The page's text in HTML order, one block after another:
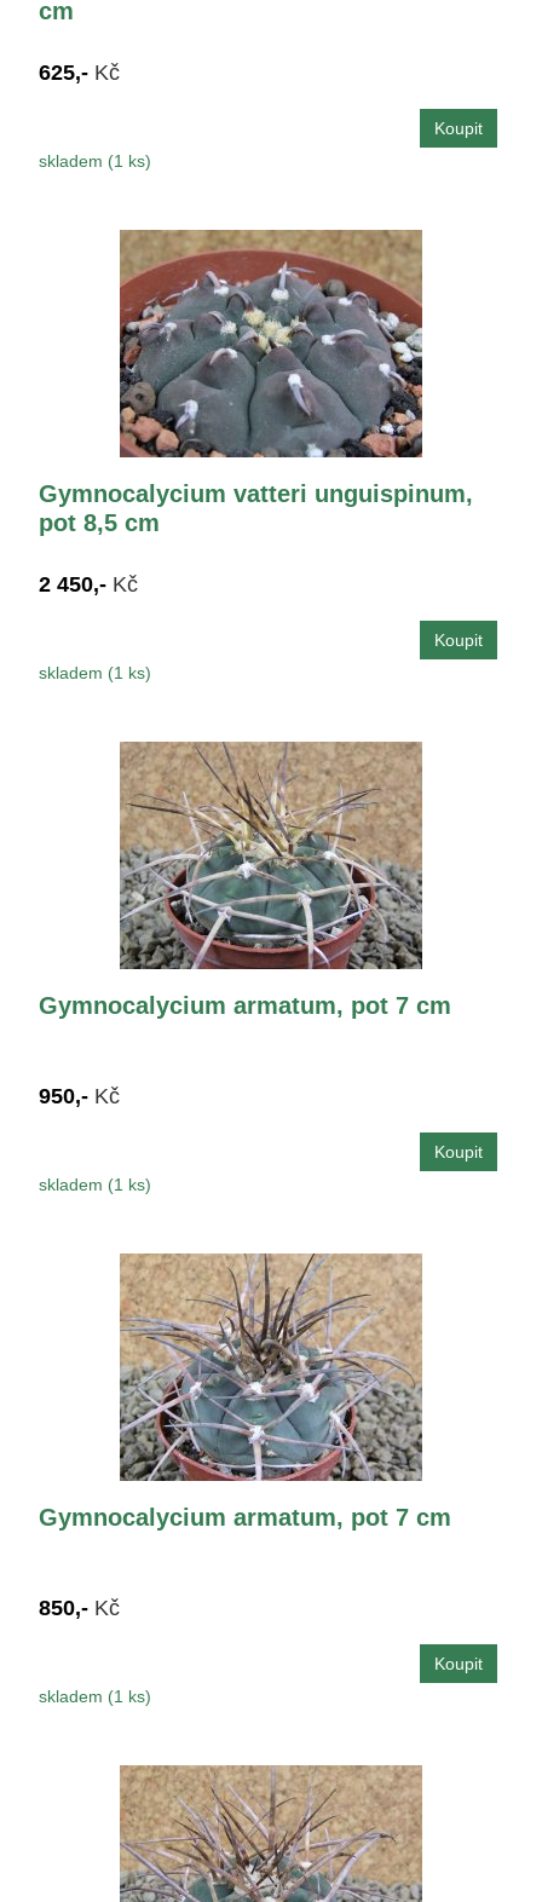
cm
625,- Kč
skladem (1 ks)
Gymnocalycium vatteri unguispinum,
pot 8,5 cm
2 450,- Kč
skladem (1 ks)
Gymnocalycium armatum, pot 7 cm
950,- Kč
skladem (1 ks)
Gymnocalycium armatum, pot 7 cm
850,- Kč
skladem (1 ks)